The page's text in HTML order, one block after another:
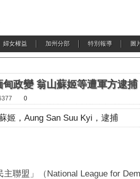
婦女權益 加州分部 特別報導 圖
甸政變 翁山蘇姬等遭軍方逮捕
0
姬，Aung San Suu Kyi，逮捕
導 2021-
主聯盟」（National League for